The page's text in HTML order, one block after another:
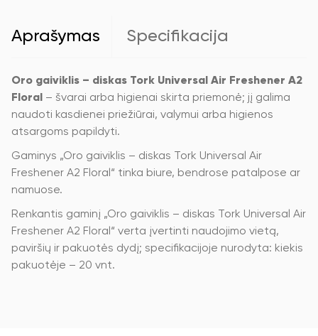
Floral
kvapas,
pakuotėje
vnt.
Aprašymas Specifikacija
Oro gaiviklis – diskas Tork Universal Air Freshener A2
Floral – švarai arba higienai skirta priemonė; jį galima
naudoti kasdienei priežiūrai, valymui arba higienos
atsargoms papildyti.
Gaminys „Oro gaiviklis – diskas Tork Universal Air
Freshener A2 Floral“ tinka biure, bendrose patalpose ar
namuose.
Renkantis gaminį „Oro gaiviklis – diskas Tork Universal Air
Freshener A2 Floral“ verta įvertinti naudojimo vietą,
paviršių ir pakuotės dydį; specifikacijoje nurodyta: kiekis
pakuotėje – 20 vnt.